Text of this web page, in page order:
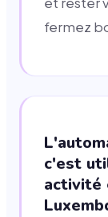
fermez
c'est
activité